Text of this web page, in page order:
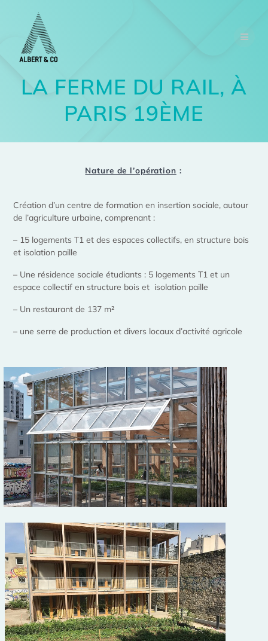
LA FERME DU RAIL, À
PARIS 19ÈME
Nature de l’opération :
Création d’un centre de formation en insertion sociale, autour
de l’agriculture urbaine, comprenant :
– 15 logements T1 et des espaces collectifs, en structure bois
et isolation paille
– Une résidence sociale étudiants : 5 logements T1 et un
espace collectif en structure bois et isolation paille
– Un restaurant de 137 m²
– une serre de production et divers locaux d’activité agricole